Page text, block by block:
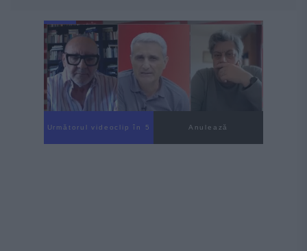
Următorul videoclip în 4 Anulează